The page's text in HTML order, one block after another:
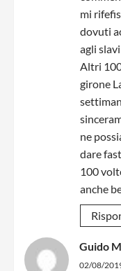
mi
dovuti
agli
Altri
girone
ne
dare
100
anche
Guido
02/08/